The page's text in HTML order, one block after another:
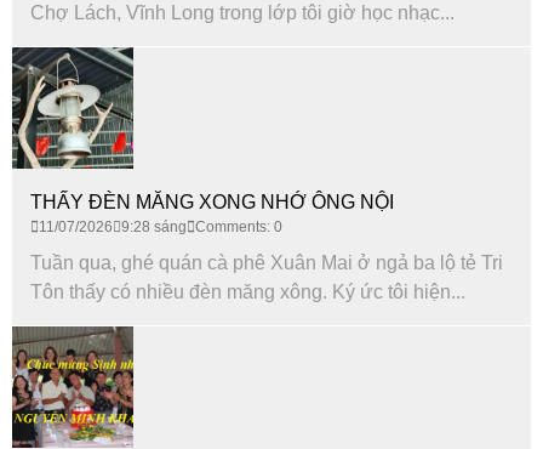
Chợ Lách, Vĩnh Long trong lớp tôi giờ học nhạc...
THẤY ĐÈN MĂNG XONG NHỚ ÔNG NỘI
11/07/2026 9:28 sáng Comments: 0
Tuần qua, ghé quán cà phê Xuân Mai ở ngả ba lộ tẻ Tri
Tôn thấy có nhiều đèn măng xông. Ký ức tôi hiện...